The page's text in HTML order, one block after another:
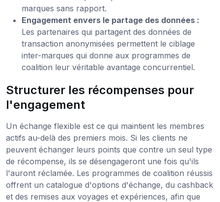
marques sans rapport.
Engagement envers le partage des données :
Les partenaires qui partagent des données de
transaction anonymisées permettent le ciblage
inter-marques qui donne aux programmes de
coalition leur véritable avantage concurrentiel.
Structurer les récompenses pour
l'engagement
Un échange flexible est ce qui maintient les membres
actifs au-delà des premiers mois. Si les clients ne
peuvent échanger leurs points que contre un seul type
de récompense, ils se désengageront une fois qu'ils
l'auront réclamée. Les programmes de coalition réussis
offrent un catalogue d'options d'échange, du cashback
et des remises aux voyages et expériences, afin que